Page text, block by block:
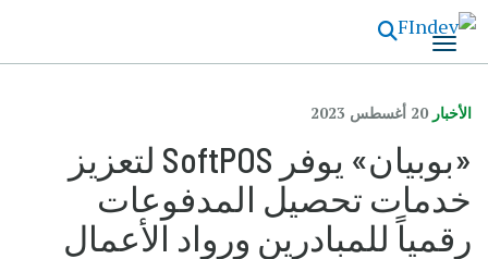
الأخبار 20 أغسطس 2023
«بوبيان» يوفر SoftPOS لتعزيز
خدمات تحصيل المدفوعات
رقمياً للمبادرين ورواد الأعمال